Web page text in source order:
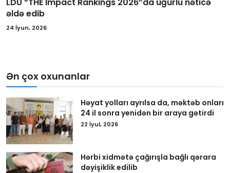
əldə edib
24 İyun, 2026
Ən çox oxunanlar
Həyat yolları ayrılsa da, məktəb onları
24 il sonra yenidən bir araya gətirdi
22 İyul, 2026
Hərbi xidmətə çağırışla bağlı qərara
dəyişiklik edilib